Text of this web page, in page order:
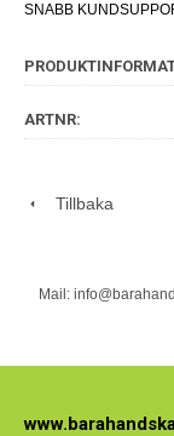
SNABB
ARTNR:
Tillbaka
Mail: